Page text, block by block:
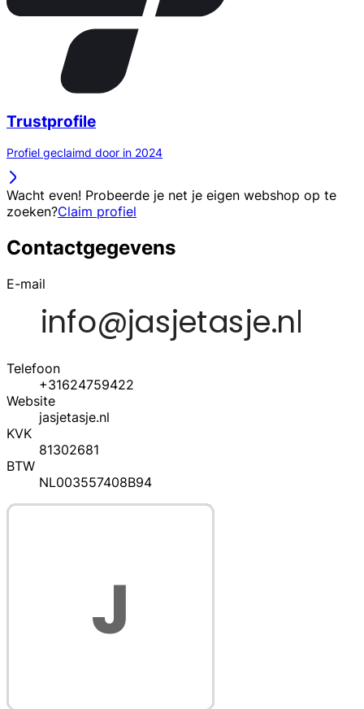
Trustprofile
Profiel geclaimd door in 2024
Wacht even! Probeerde je net je eigen webshop op te
zoeken?Claim profiel
Contactgegevens
E-mail
Telefoon
+31624759422
Website
jasjetasje.nl
KVK
81302681
BTW
NL003557408B94